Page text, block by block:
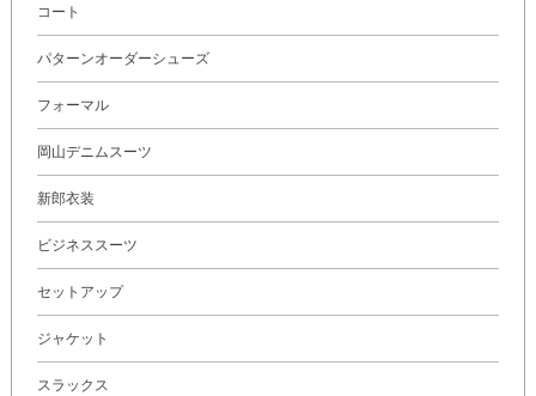
コート
パターンオーダーシューズ
フォーマル
岡山デニムスーツ
新郎衣装
ビジネススーツ
セットアップ
ジャケット
スラックス